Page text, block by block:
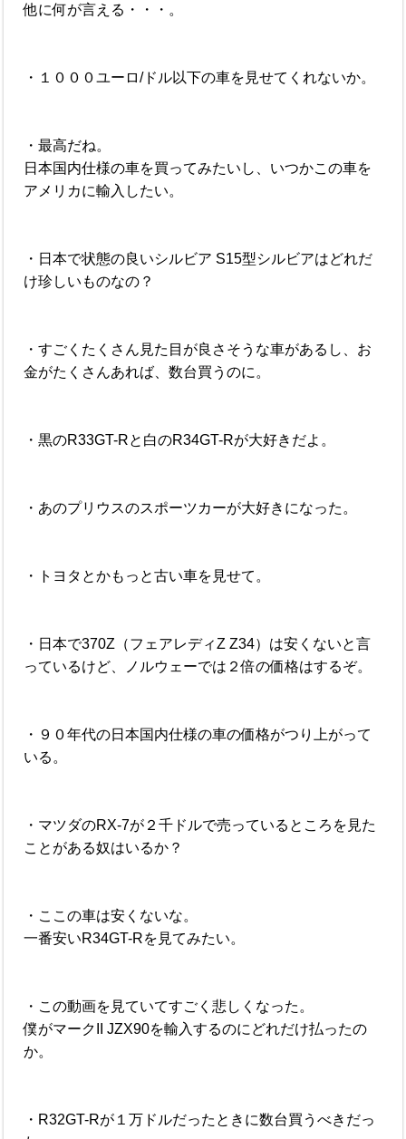
他に何が言える・・・。
・１０００ユーロ/ドル以下の車を見せてくれないか。
・最高だね。
日本国内仕様の車を買ってみたいし、いつかこの車を
アメリカに輸入したい。
・日本で状態の良いシルビア S15型シルビアはどれだ
け珍しいものなの？
・すごくたくさん見た目が良さそうな車があるし、お
金がたくさんあれば、数台買うのに。
・黒のR33GT-Rと白のR34GT-Rが大好きだよ。
・あのプリウスのスポーツカーが大好きになった。
・トヨタとかもっと古い車を見せて。
・日本で370Z（フェアレディZ Z34）は安くないと言
っているけど、ノルウェーでは２倍の価格はするぞ。
・９０年代の日本国内仕様の車の価格がつり上がって
いる。
・マツダのRX-7が２千ドルで売っているところを見た
ことがある奴はいるか？
・ここの車は安くないな。
一番安いR34GT-Rを見てみたい。
・この動画を見ていてすごく悲しくなった。
僕がマークII JZX90を輸入するのにどれだけ払ったの
か。
・R32GT-Rが１万ドルだったときに数台買うべきだっ